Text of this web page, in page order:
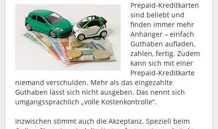
Prepaid-Kreditkarten
sind beliebt und
finden immer mehr
Anhänger – einfach
Guthaben aufladen,
zahlen, fertig. Zudem
kann sich mit einer
Prepaid-Kreditkarte
niemand verschulden. Mehr als das eingezahlte
Guthaben lässt sich nicht ausgeben. Das nennt sich
umgangssprachlich „volle Kostenkontrolle“.
Inzwischen stimmt auch die Akzeptanz. Speziell beim